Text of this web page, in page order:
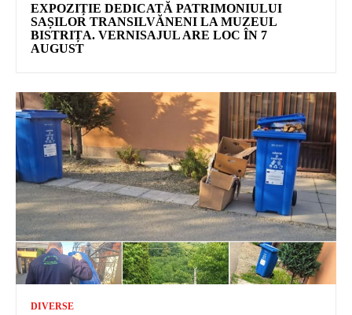
EXPOZIȚIE DEDICATĂ PATRIMONIULUI
SAȘILOR TRANSILVĂNENI LA MUZEUL
BISTRIȚA. VERNISAJUL ARE LOC ÎN 7
AUGUST
DIVERSE